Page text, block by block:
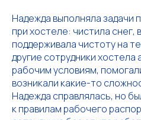
Надежда выполняла задачи
при хостеле: чистила снег,
поддерживала чистоту на
другие сотрудники
рабочим условиям,
возникали какие-то
Надежда справлялась, но
к правилам рабочего